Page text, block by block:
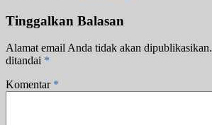
Tinggalkan Balasan
Alamat email Anda tidak akan dipublikasikan.
ditandai *
Komentar *